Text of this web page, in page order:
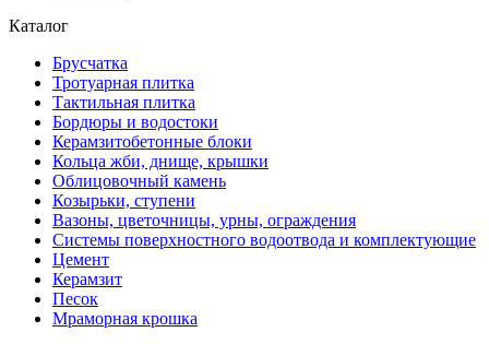
Каталог
Брусчатка
Тротуарная плитка
Тактильная плитка
Бордюры и водостоки
Керамзитобетонные блоки
Кольца жби, днище, крышки
Облицовочный камень
Козырьки, ступени
Вазоны, цветочницы, урны, ограждения
Системы поверхностного водоотвода и комплектующие
Цемент
Керамзит
Песок
Мраморная крошка